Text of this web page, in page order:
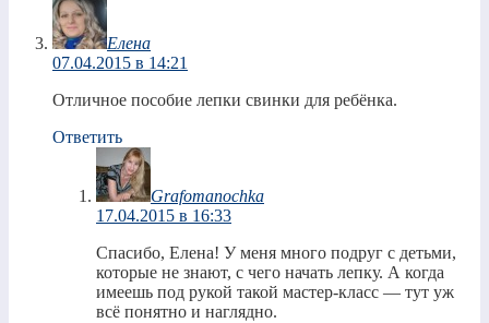
Елена
07.04.2015 в 14:21
Отличное пособие лепки свинки для ребёнка.
Ответить
Grafomanochka
17.04.2015 в 16:33
Спасибо, Елена! У меня много подруг с детьми,
которые не знают, с чего начать лепку. А когда
имеешь под рукой такой мастер-класс — тут уж
всё понятно и наглядно.